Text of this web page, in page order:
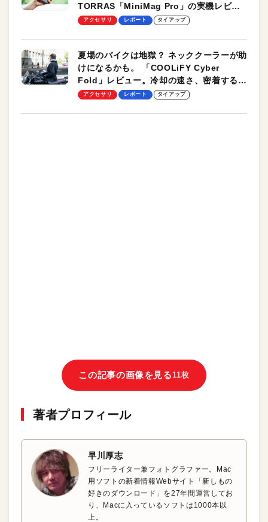
TORRAS「MiniMag Pro」の実機レビュ
ーも
アクセサリ レポート タイアップ
夏場のバイクは地獄？ ネッククーラーが助
けになるかも。 「COOLiFY Cyber
Fold」レビュー。冷却の速さ、密着する冷
却プレート、シンプルな操作性がグッド！
アクセサリ レポート タイアップ
この記事の画像を見る 11枚
著者プロフィール
早川厚志
フリーライター兼フォトグラファー。Mac
用ソフトの新着情報Webサイト「新しもの
好きのダウンロード」を27年間運営してお
り、Macに入っているソフトは1000本以
上。